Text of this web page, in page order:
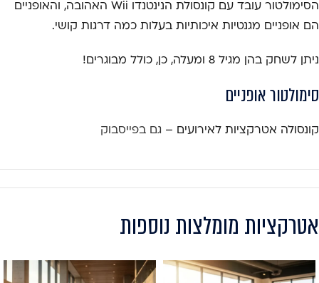
הסימולטור עובד עם קונסולת הנינטנדו Wii האהובה, והאופניים
הם אופניים מגנטיות איכותיות בעלות כמה דרגות קושי.
ניתן לשחק בהן מגיל 8 ומעלה, כן, כולל מבוגרים!
סימולטור אופניים
קונסולה אטרקציות לאירועים – גם בפייסבוק
אטרקציות מומלצות נוספות